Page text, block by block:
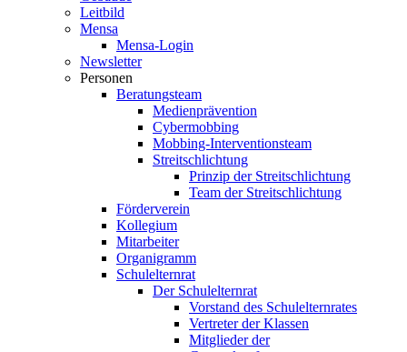
Leitbild
Mensa
Mensa-Login
Newsletter
Personen
Beratungsteam
Medienprävention
Cybermobbing
Mobbing-Interventionsteam
Streitschlichtung
Prinzip der Streitschlichtung
Team der Streitschlichtung
Förderverein
Kollegium
Mitarbeiter
Organigramm
Schulelternrat
Der Schulelternrat
Vorstand des Schulelternrates
Vertreter der Klassen
Mitglieder der